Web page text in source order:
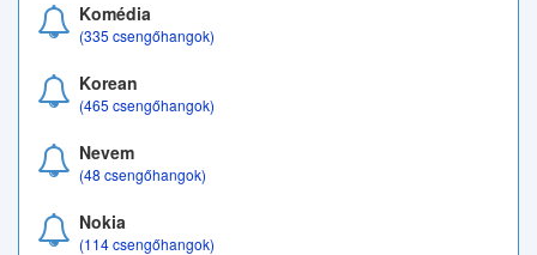
Komédia
(335 csengőhangok)
Korean
(465 csengőhangok)
Nevem
(48 csengőhangok)
Nokia
(114 csengőhangok)